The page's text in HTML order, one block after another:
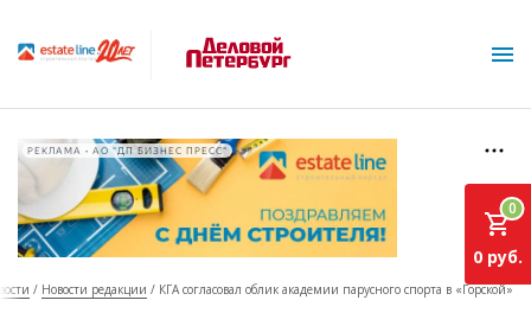
РЕКЛАМА • АО "ДП БИЗНЕС ПРЕСС"
Новости редакции КГА согласовал облик академии парусного спорта в «Горской»
0
0 руб.